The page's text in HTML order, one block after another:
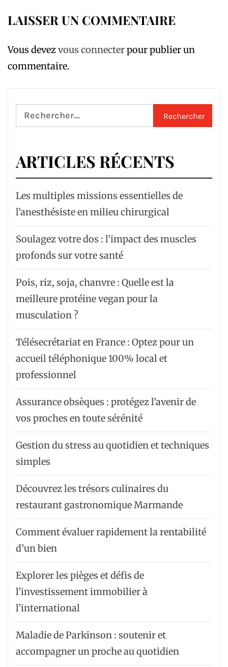
LAISSER UN COMMENTAIRE
Vous devezvous connecterpour publier un
commentaire.
Rechercher :
ARTICLES RÉCENTS
Les multiples missions essentielles de
l’anesthésiste en milieu chirurgical
Soulagez votre dos : l’impact des muscles
profonds sur votre santé
Pois, riz, soja, chanvre : Quelle est la
meilleure protéine vegan pour la
musculation ?
Télésecrétariat en France : Optez pour un
accueil téléphonique 100% local et
professionnel
Assurance obsèques : protégez l’avenir de
vos proches en toute sérénité
Gestion du stress au quotidien et techniques
simples
Découvrez les trésors culinaires du
restaurant gastronomique Marmande
Comment évaluer rapidement la rentabilité
d’un bien
Explorer les pièges et défis de
l’investissement immobilier à
l’international
Maladie de Parkinson : soutenir et
accompagner un proche au quotidien